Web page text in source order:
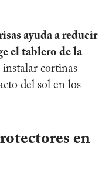
ayuda a reducir
el tablero de la
instalar cortinas
del sol en los
en